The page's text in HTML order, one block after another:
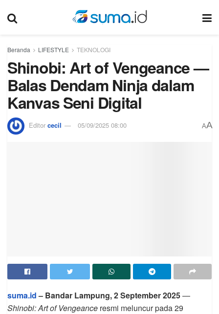
Beranda LIFESTYLE TEKNOLOGI
Shinobi: Art of Vengeance —
Balas Dendam Ninja dalam
Kanvas Seni Digital
Editor cecil 05/09/2025 08:00 AA
suma.id– Bandar Lampung, 2 September 2025—
Shinobi: Art of Vengeance resmi meluncur pada 29